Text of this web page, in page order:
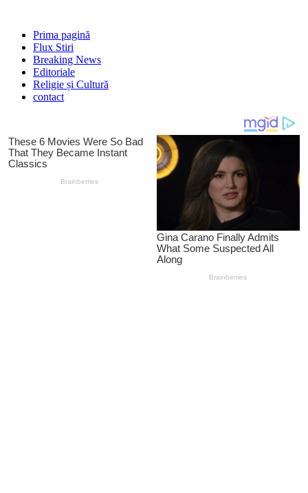
Prima pagină
Flux Stiri
Breaking News
Editoriale
Religie și Cultură
contact